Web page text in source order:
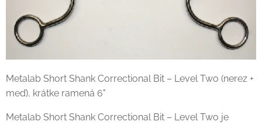
Metalab Short Shank Correctional Bit – Level Two (nerez +
meď), krátke ramená 6"
Metalab Short Shank Correctional Bit – Level Two je